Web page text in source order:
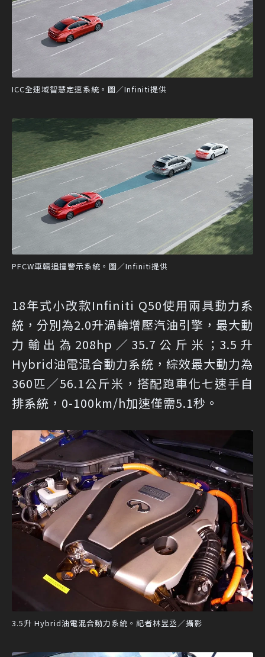
ICC全速域智慧定速系統。圖／Infiniti提供
PFCW車輛追撞警示系統。圖／Infiniti提供
18年式小改款Infiniti Q50使用兩具動力系
統，分別為2.0升渦輪增壓汽油引擎，最大動
力輸出為208hp／35.7公斤米；3.5升
Hybrid油電混合動力系統，綜效最大動力為
360匹／56.1公斤米，搭配跑車化七速手自
排系統，0-100km/h加速僅需5.1秒。
3.5升 Hybrid油電混合動力系統。記者林昱丞／攝影